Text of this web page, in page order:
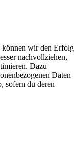
können wir den Erfolg
nachvollziehen,
Dazu
Daten
sofern du deren